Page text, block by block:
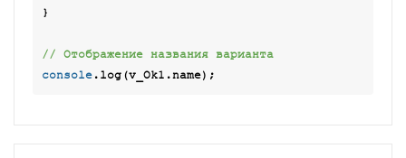
}
// Отображение названия варианта
console